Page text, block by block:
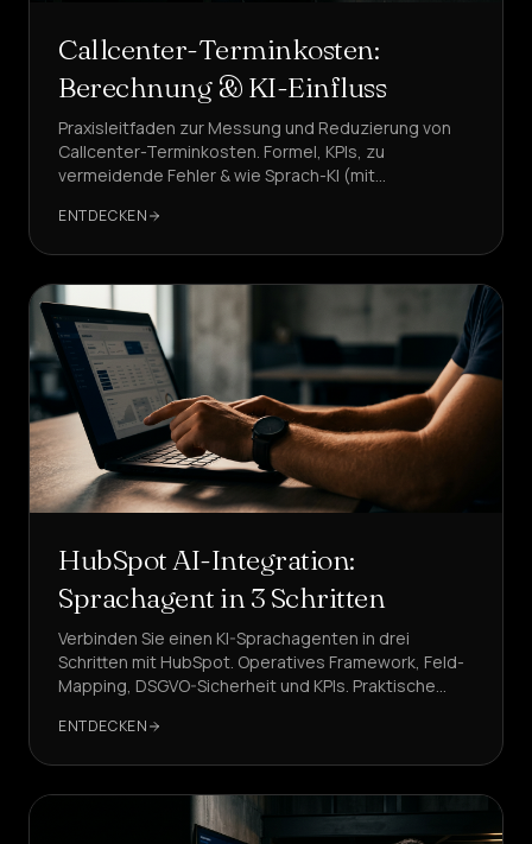
Callcenter-Terminkosten:
Berechnung & KI-Einfluss
Praxisleitfaden zur Messung und Reduzierung von
Callcenter-Terminkosten. Formel, KPIs, zu
vermeidende Fehler & wie Sprach-KI (mit
ENTDECKEN
HubSpot AI-Integration:
Sprachagent in 3 Schritten
Verbinden Sie einen KI-Sprachagenten in drei
Schritten mit HubSpot. Operatives Framework, Feld-
Mapping, DSGVO-Sicherheit und KPIs. Praktische
ENTDECKEN